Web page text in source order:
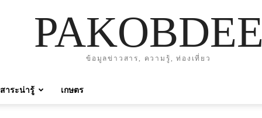
PAKOBDEE
ข้อมูลข่าวสาร, ความรู้, ท่องเที่ยว
สาระน่ารู้ เกษตร